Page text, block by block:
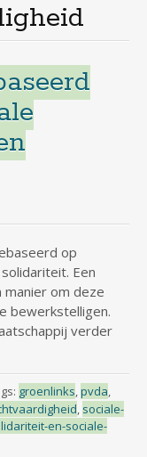
op
Een
manier om deze
bewerkstelligen.
verder
groenlinks,pvda,
, sociale-
en-sociale-